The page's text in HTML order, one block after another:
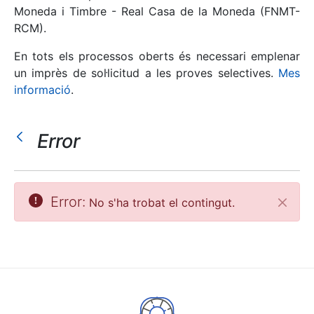
Mostra/Amaga
Mostra/Amaga
Mostra/Amaga
Moneda i Timbre - Real Casa de la Moneda (FNMT-
RCM).
En tots els processos oberts és necessari emplenar
un imprès de sol·licitud a les proves selectives. Mes
informació.
Error
Tanca
Error: No s'ha trobat el contingut.